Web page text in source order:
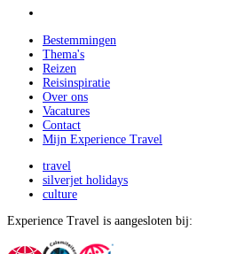
Bestemmingen
Thema's
Reizen
Reisinspiratie
Over ons
Vacatures
Contact
Mijn Experience Travel
travel
silverjet holidays
culture
Experience Travel is aangesloten bij: